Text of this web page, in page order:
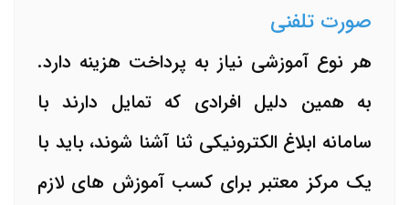
صورت تلفنی
هر نوع آموزشی نیاز به پرداخت هزینه دارد.
به همین دلیل افرادی که تمایل دارند با
سامانه ابلاغ الکترونیکی ثنا آشنا شوند، باید با
یک مرکز معتبر برای کسب آموزش های لازم